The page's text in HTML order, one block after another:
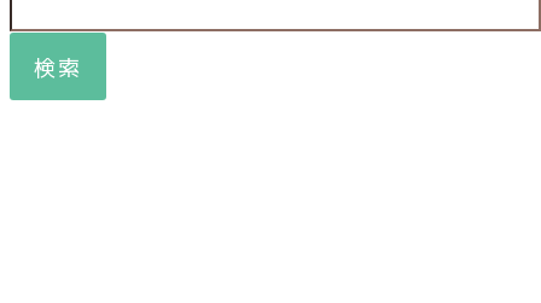
検索